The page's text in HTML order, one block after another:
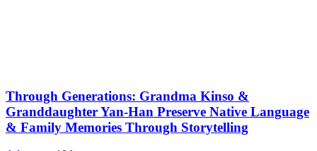
Through Generations: Grandma Kinso &
Granddaughter Yan-Han Preserve Native Language
& Family Memories Through Storytelling